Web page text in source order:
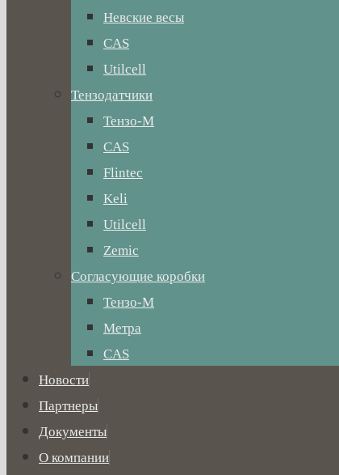
Невские весы
CAS
Utilcell
Тензодатчики
Тензо-М
CAS
Flintec
Keli
Utilcell
Zemic
Согласующие коробки
Тензо-М
Метра
CAS
Новости
Партнеры
Документы
О компании